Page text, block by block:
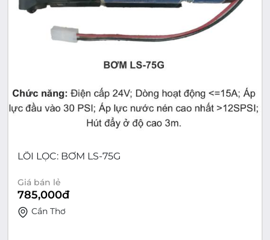
LÕI LỌC: BƠM LS-75G
Giá bán lẻ
785,000đ
Cần Thơ